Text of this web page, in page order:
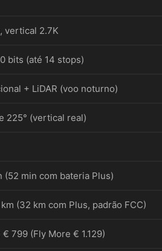
vertical 2.7K
bits (até 14 stops)
+ LiDAR (voo noturno)
225° (vertical real)
(52 min com bateria Plus)
km (32 km com Plus, padrão FCC)
799 (Fly More € 1.129)